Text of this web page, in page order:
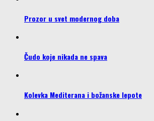
Prozor u svet modernog doba
Čudo koje nikada ne spava
Kolevka Mediterana i božanske lepote